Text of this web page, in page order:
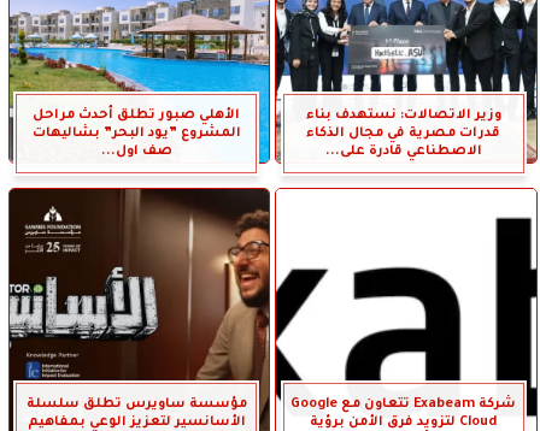
وزير الاتصالات: نستهدف بناء
قدرات مصرية في مجال الذكاء
الاصطناعي قادرة على...
الأهلي صبور تطلق أحدث مراحل
المشروع ”يود البحر” بشاليهات
صف اول...
شركة Exabeam تتعاون مع Google
Cloud لتزويد فرق الأمن برؤية
مؤسسة ساويرس تطلق سلسلة
الأسانسير لتعزيز الوعي بمفاهيم